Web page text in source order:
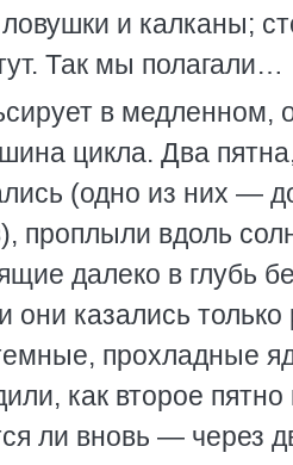
и калканы;
Так мы полагали…
в медленном,
цикла. Два
(одно из них —
проплыли вдоль
далеко в глубь
они казались
прохладные
как второе
ли вновь — через